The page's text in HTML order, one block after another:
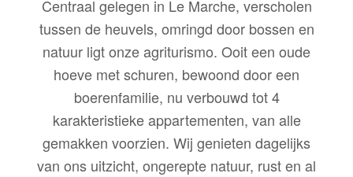
Centraal gelegen in Le Marche, verscholen
tussen de heuvels, omringd door bossen en
natuur ligt onze agriturismo. Ooit een oude
hoeve met schuren, bewoond door een
boerenfamilie, nu verbouwd tot 4
karakteristieke appartementen, van alle
gemakken voorzien. Wij genieten dagelijks
van ons uitzicht, ongerepte natuur, rust en al